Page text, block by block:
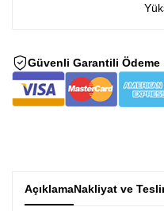
Güvenli Garantili Ödeme
AçıklamaNakliyat ve